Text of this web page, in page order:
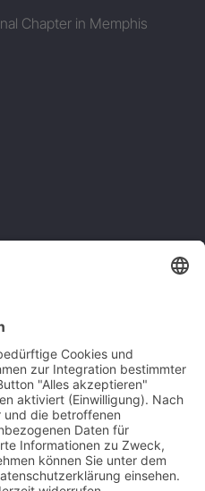
Chapter in Memphis